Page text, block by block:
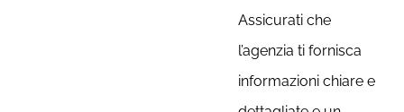
Assicurati che
l’agenzia ti fornisca
informazioni chiare e